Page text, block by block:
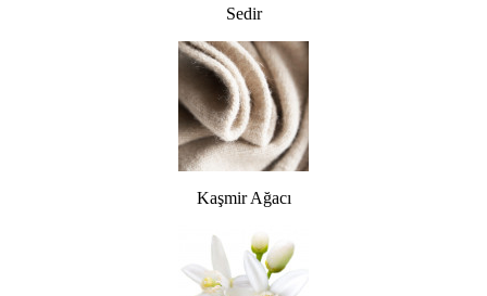
Sedir
Kaşmir Ağacı